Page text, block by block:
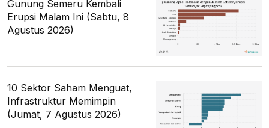
Gunung Semeru Kembali
Erupsi Malam Ini (Sabtu, 8
Agustus 2026)
10 Sektor Saham Menguat,
Infrastruktur Memimpin
(Jumat, 7 Agustus 2026)